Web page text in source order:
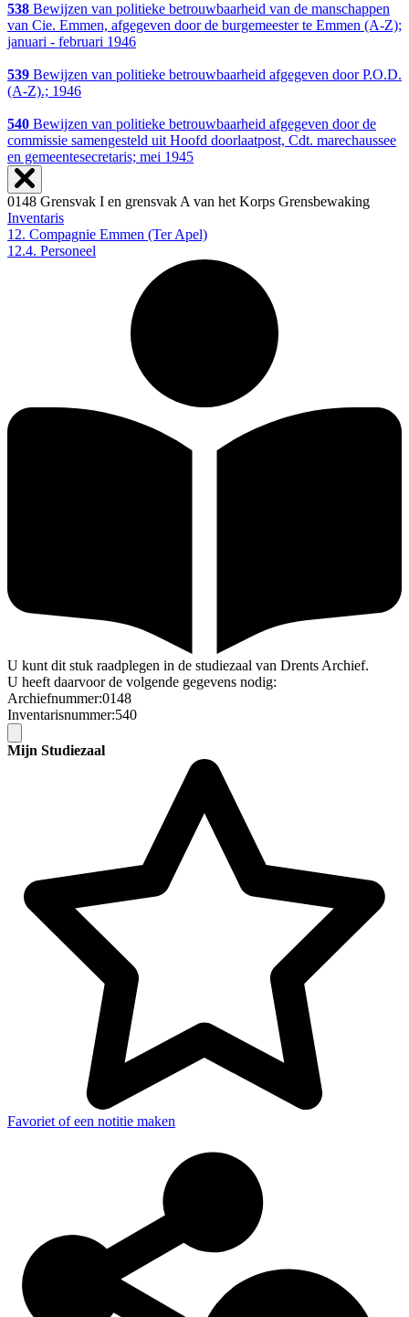
538 Bewijzen van politieke betrouwbaarheid van de manschappen
van Cie. Emmen, afgegeven door de burgemeester te Emmen (A-Z);
januari - februari 1946
539 Bewijzen van politieke betrouwbaarheid afgegeven door P.O.D.
(A-Z).; 1946
540 Bewijzen van politieke betrouwbaarheid afgegeven door de
commissie samengesteld uit Hoofd doorlaatpost, Cdt. marechaussee
en gemeentesecretaris; mei 1945
0148 Grensvak I en grensvak A van het Korps Grensbewaking
Inventaris
12. Compagnie Emmen (Ter Apel)
12.4. Personeel
U kunt dit stuk raadplegen in de studiezaal van Drents Archief.
U heeft daarvoor de volgende gegevens nodig:
Archiefnummer:0148
Inventarisnummer:540
Mijn Studiezaal
Favoriet of een notitie maken